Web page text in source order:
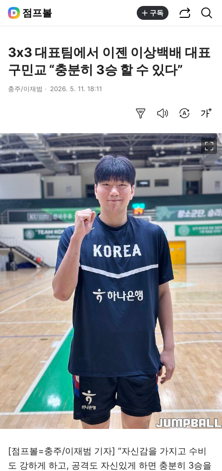
점프볼 구독
3x3 대표팀에서 이젠 이상백배 대표
구민교 “충분히 3승 할 수 있다”
충주/이재범 2026. 5. 11. 18:11
[점프볼=충주/이재범 기자] “자신감을 가지고 수비
도 강하게 하고, 공격도 자신있게 하면 충분히 3승을